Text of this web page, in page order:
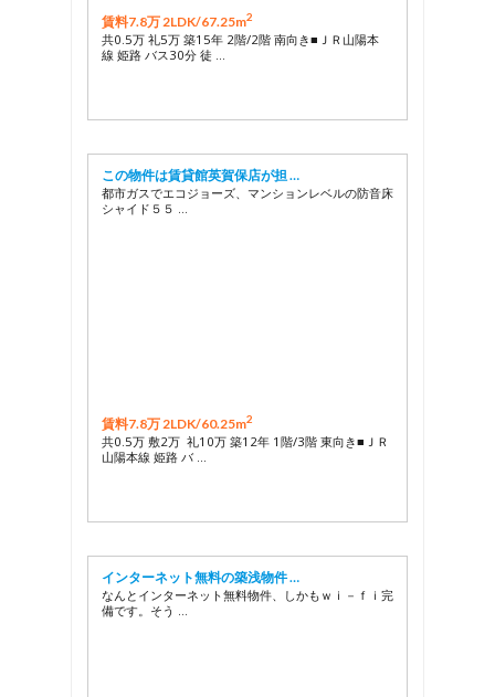
賃料7.8万 2LDK/67.25m2
共0.5万 礼5万 築15年 2階/2階 南向き■ＪＲ山陽本
線 姫路 バス30分 徒 …
この物件は賃貸館英賀保店が担 …
都市ガスでエコジョーズ、マンションレベルの防音床
シャイド５５ …
賃料7.8万 2LDK/60.25m2
共0.5万 敷2万 礼10万 築12年 1階/3階 東向き■ＪＲ
山陽本線 姫路 バ …
インターネット無料の築浅物件 …
なんとインターネット無料物件、しかもｗｉ－ｆｉ完
備です。そう …